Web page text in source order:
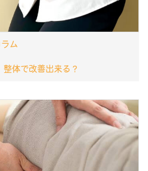
ム
体で改善出来る？